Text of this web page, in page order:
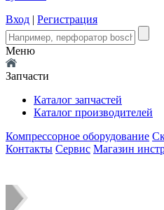
Вход | Регистрация
Меню
Запчасти
Каталог запчастей
Каталог производителей
Компрессорное оборудование
Контакты Сервис Магазин